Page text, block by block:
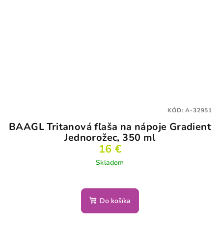
BAAGL Tritanová fľaša na nápoje Gradient
Jednorožec, 350 ml
16 €
Skladom
Do košíka
KÓD:A-32951